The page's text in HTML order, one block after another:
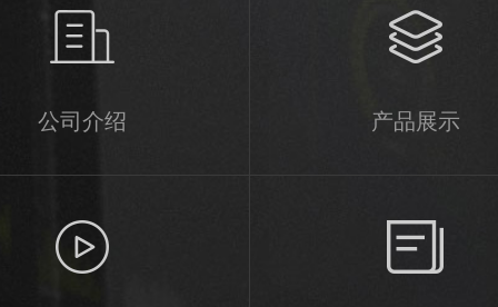
公司介绍 产品展示